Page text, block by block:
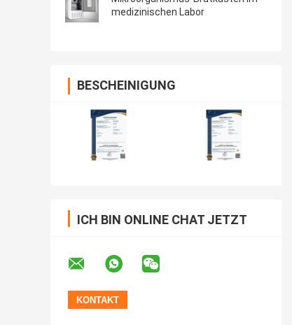
medizinischen Labor
BESCHEINIGUNG
ICH BIN ONLINE CHAT JETZT